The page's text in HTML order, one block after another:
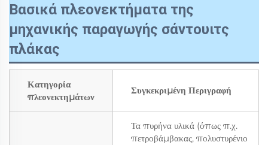
Βασικά πλεονεκτήματα της
μηχανικής παραγωγής σάντουιτς
πλάκας
Κατηγορία
πλεονεκτημάτων
Συγκεκριμένη Περιγραφή
Τα πυρήνα υλικά (όπως π.χ.
πετροβάμβακας, πολυστυρένιο